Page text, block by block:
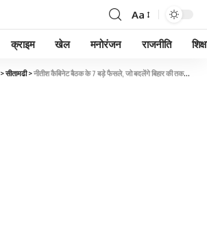
Aa
क्राइम खेल मनोरंजन राजनीति
>सीतामढी>नीतीश कैबिनेट बैठक के 7 बड़े फैसले, जो बदलेंगे बिहार की तकदीर!